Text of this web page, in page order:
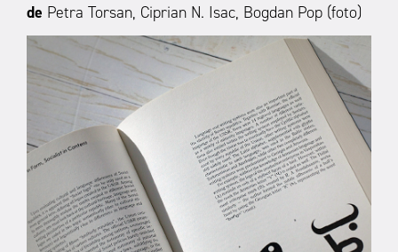
de Petra Torsan, Ciprian N. Isac, Bogdan Pop (foto)